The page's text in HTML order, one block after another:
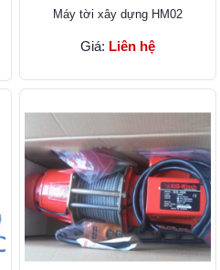
Máy tời xây dựng HM02
Giá: Liên hệ